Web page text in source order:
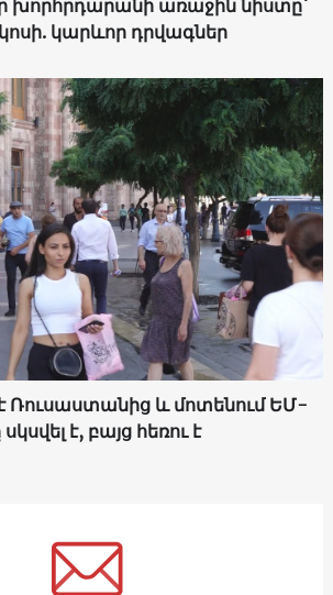
խորհրդարանի առաջին նիստը՝
կարևոր դրվագներ
Ռուսաստանից և մոտենում ԵՄ-
է, բայց հեռու է